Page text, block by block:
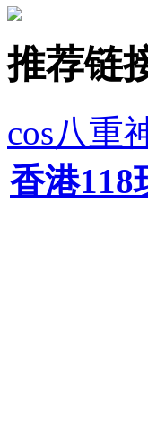
推荐链
cos八重
香港118